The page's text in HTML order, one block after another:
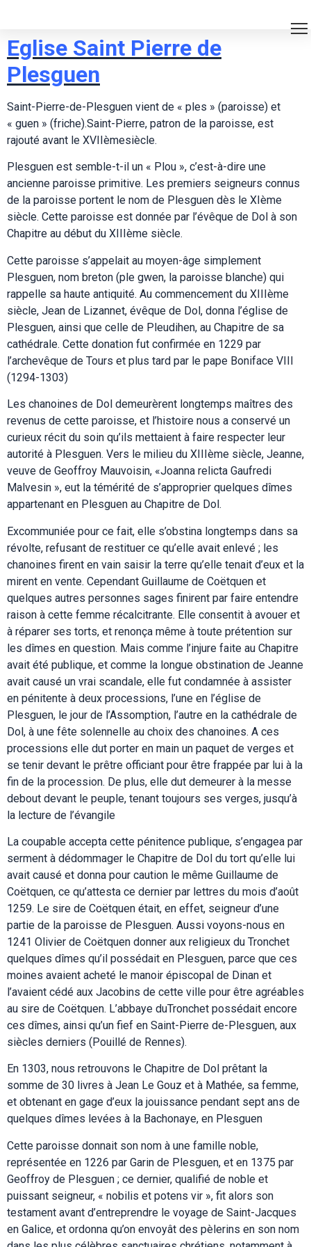
Eglise Saint Pierre de
Plesguen
Saint-Pierre-de-Plesguen vient de « ples » (paroisse) et
« guen » (friche).Saint-Pierre, patron de la paroisse, est
rajouté avant le XVIIèmesiècle.
Plesguen est semble-t-il un « Plou », c’est-à-dire une
ancienne paroisse primitive. Les premiers seigneurs connus
de la paroisse portent le nom de Plesguen dès le XIème
siècle. Cette paroisse est donnée par l’évêque de Dol à son
Chapitre au début du XIIIème siècle.
Cette paroisse s’appelait au moyen-âge simplement
Plesguen, nom breton (ple gwen, la paroisse blanche) qui
rappelle sa haute antiquité. Au commencement du XIIIème
siècle, Jean de Lizannet, évêque de Dol, donna l’église de
Plesguen, ainsi que celle de Pleudihen, au Chapitre de sa
cathédrale. Cette donation fut confirmée en 1229 par
l’archevêque de Tours et plus tard par le pape Boniface VIII
(1294-1303)
Les chanoines de Dol demeurèrent longtemps maîtres des
revenus de cette paroisse, et l’histoire nous a conservé un
curieux récit du soin qu’ils mettaient à faire respecter leur
autorité à Plesguen. Vers le milieu du XIIIème siècle, Jeanne,
veuve de Geoffroy Mauvoisin, «Joanna relicta Gaufredi
Malvesin », eut la témérité de s’approprier quelques dîmes
appartenant en Plesguen au Chapitre de Dol.
Excommuniée pour ce fait, elle s’obstina longtemps dans sa
révolte, refusant de restituer ce qu’elle avait enlevé ; les
chanoines firent en vain saisir la terre qu’elle tenait d’eux et la
mirent en vente. Cependant Guillaume de Coëtquen et
quelques autres personnes sages finirent par faire entendre
raison à cette femme récalcitrante. Elle consentit à avouer et
à réparer ses torts, et renonça même à toute prétention sur
les dîmes en question. Mais comme l’injure faite au Chapitre
avait été publique, et comme la longue obstination de Jeanne
avait causé un vrai scandale, elle fut condamnée à assister
en pénitente à deux processions, l’une en l’église de
Plesguen, le jour de l’Assomption, l’autre en la cathédrale de
Dol, à une fête solennelle au choix des chanoines. A ces
processions elle dut porter en main un paquet de verges et
se tenir devant le prêtre officiant pour être frappée par lui à la
fin de la procession. De plus, elle dut demeurer à la messe
debout devant le peuple, tenant toujours ses verges, jusqu’à
la lecture de l’évangile
La coupable accepta cette pénitence publique, s’engagea par
serment à dédommager le Chapitre de Dol du tort qu’elle lui
avait causé et donna pour caution le même Guillaume de
Coëtquen, ce qu’attesta ce dernier par lettres du mois d’août
1259. Le sire de Coëtquen était, en effet, seigneur d’une
partie de la paroisse de Plesguen. Aussi voyons-nous en
1241 Olivier de Coëtquen donner aux religieux du Tronchet
quelques dîmes qu’il possédait en Plesguen, parce que ces
moines avaient acheté le manoir épiscopal de Dinan et
l’avaient cédé aux Jacobins de cette ville pour être agréables
au sire de Coëtquen. L’abbaye duTronchet possédait encore
ces dîmes, ainsi qu’un fief en Saint-Pierre de-Plesguen, aux
siècles derniers (Pouillé de Rennes).
En 1303, nous retrouvons le Chapitre de Dol prêtant la
somme de 30 livres à Jean Le Gouz et à Mathée, sa femme,
et obtenant en gage d’eux la jouissance pendant sept ans de
quelques dîmes levées à la Bachonaye, en Plesguen
Cette paroisse donnait son nom à une famille noble,
représentée en 1226 par Garin de Plesguen, et en 1375 par
Geoffroy de Plesguen ; ce dernier, qualifié de noble et
puissant seigneur, « nobilis et potens vir », fit alors son
testament avant d’entreprendre le voyage de Saint-Jacques
en Galice, et ordonna qu’on envoyât des pèlerins en son nom